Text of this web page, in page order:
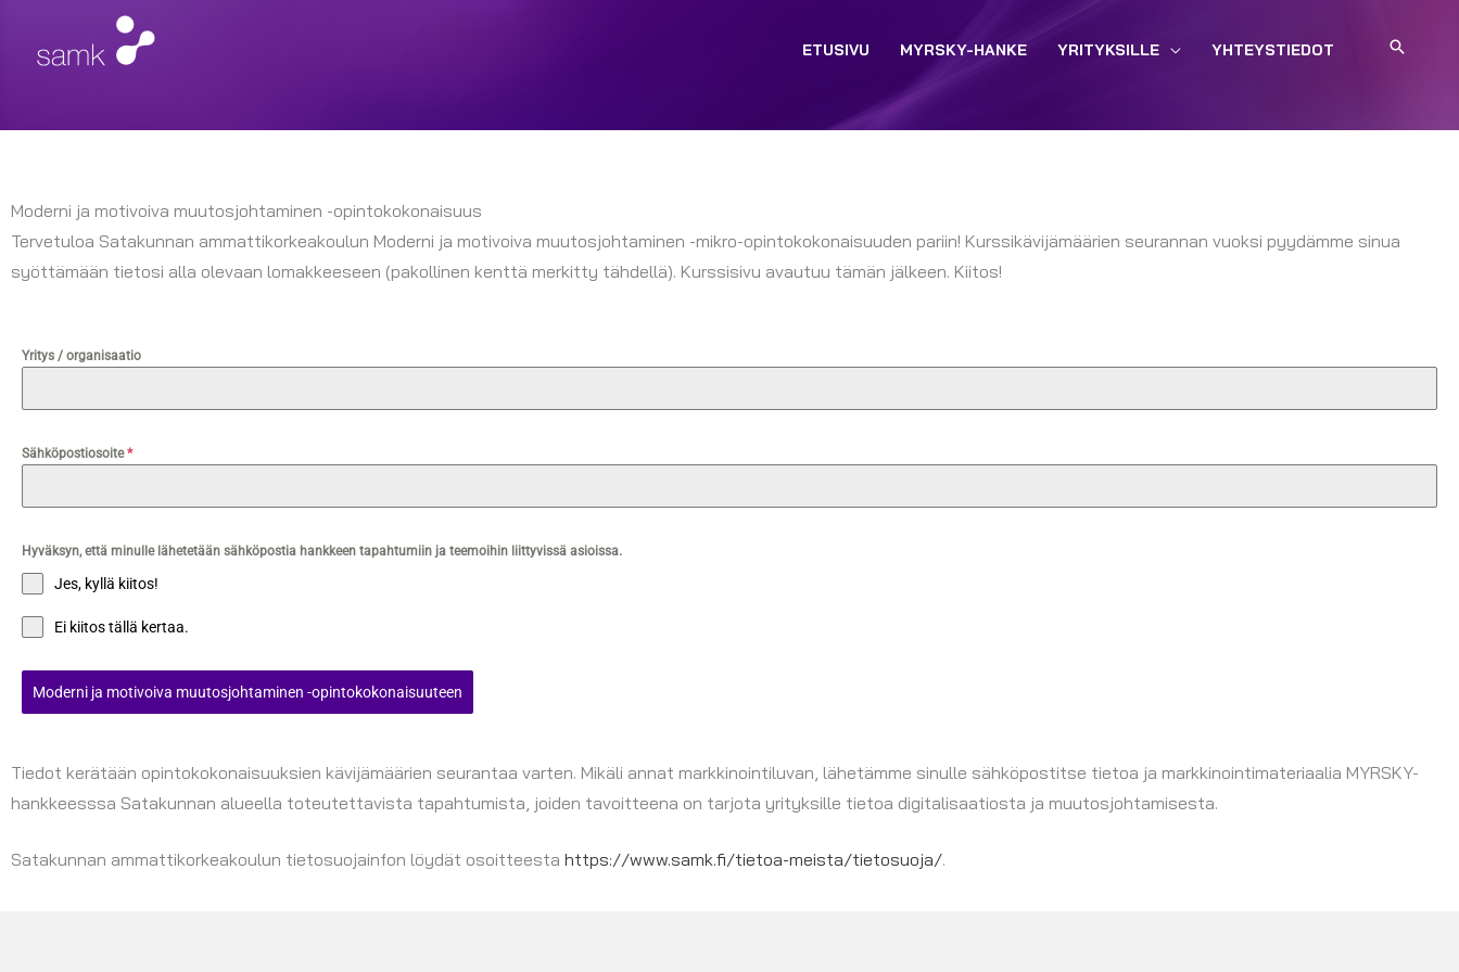
sisältöön
ETUSIVU MYRSKY-HANKE YRITYKSILLE YHTEYSTIEDOT HAE
Moderni ja motivoiva muutosjohtaminen -opintokokonaisuus
Tervetuloa Satakunnan ammattikorkeakoulun Moderni ja motivoiva muutosjohtaminen -mikro-opintokokonaisuuden pariin! Kurssikävijämäärien seurannan vuoksi pyydämme sinua
syöttämään tietosi alla olevaan lomakkeeseen (pakollinen kenttä merkitty tähdellä). Kurssisivu avautuu tämän jälkeen. Kiitos!
Yritys / organisaatio
Sähköpostiosoite*
Hyväksyn, että minulle lähetetään sähköpostia hankkeen tapahtumiin ja teemoihin liittyvissä asioissa.
Jes, kyllä kiitos!
Ei kiitos tällä kertaa.
Moderni ja motivoiva muutosjohtaminen -opintokokonaisuuteen
Tiedot kerätään opintokokonaisuuksien kävijämäärien seurantaa varten. Mikäli annat markkinointiluvan, lähetämme sinulle sähköpostitse tietoa ja markkinointimateriaalia MYRSKY-
hankkeesssa Satakunnan alueella toteutettavista tapahtumista, joiden tavoitteena on tarjota yrityksille tietoa digitalisaatiosta ja muutosjohtamisesta.
Satakunnan ammattikorkeakoulun tietosuojainfon löydät osoitteesta https://www.samk.fi/tietoa-meista/tietosuoja/.